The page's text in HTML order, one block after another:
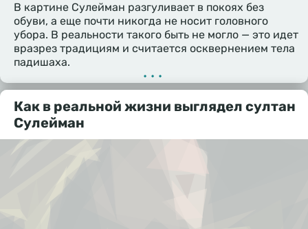
В картине Сулейман разгуливает в покоях без
обуви, а еще почти никогда не носит головного
убора. В реальности такого быть не могло — это идет
вразрез традициям и считается осквернением тела
падишаха.
•••
Как в реальной жизни выглядел султан
Сулейман